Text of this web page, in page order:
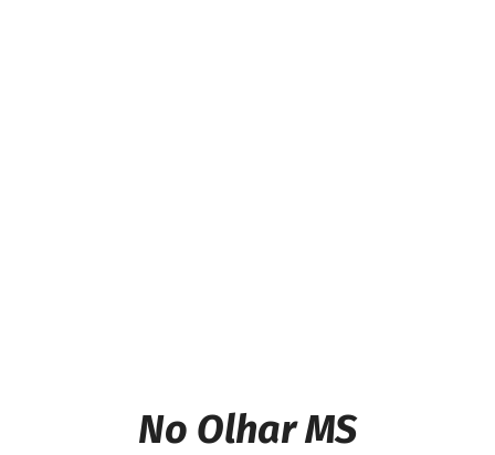
No Olhar MS